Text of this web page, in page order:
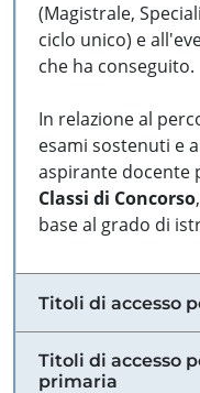
(Magistrale,
ciclo unico) e
che ha conseguito.
In relazione al
esami sostenuti e
aspirante docente
Classi di Concorso
base al grado di
Titoli di accesso
Titoli di accesso
primaria